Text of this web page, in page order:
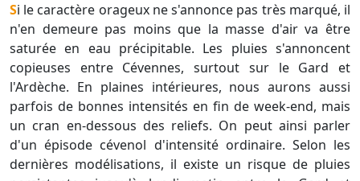
Si le caractère orageux ne s'annonce pas très marqué, il
n'en demeure pas moins que la masse d'air va être
saturée en eau précipitable. Les pluies s'annoncent
copieuses entre Cévennes, surtout sur le Gard et
l'Ardèche. En plaines intérieures, nous aurons aussi
parfois de bonnes intensités en fin de week-end, mais
un cran en-dessous des reliefs. On peut ainsi parler
d'un épisode cévenol d'intensité ordinaire. Selon les
dernières modélisations, il existe un risque de pluies